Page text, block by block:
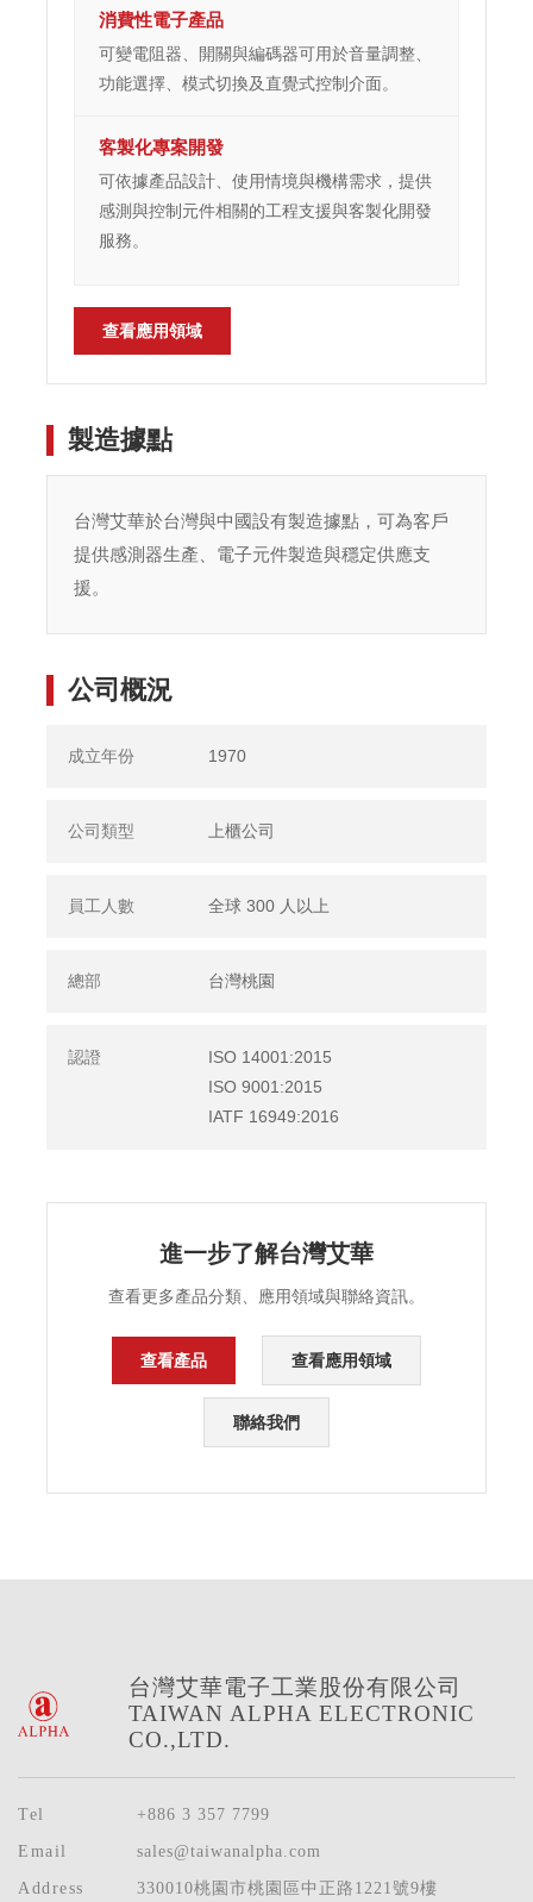
消費性電子產品
可變電阻器、開關與編碼器可用於音量調整、
功能選擇、模式切換及直覺式控制介面。
客製化專案開發
可依據產品設計、使用情境與機構需求，提供
感測與控制元件相關的工程支援與客製化開發
服務。
查看應用領域
製造據點
台灣艾華於台灣與中國設有製造據點，可為客戶
提供感測器生產、電子元件製造與穩定供應支
援。
公司概況
成立年份 1970
公司類型 上櫃公司
員工人數 全球 300 人以上
總部 台灣桃園
認證
ISO 14001:2015
ISO 9001:2015
IATF 16949:2016
進一步了解台灣艾華
查看更多產品分類、應用領域與聯絡資訊。
查看產品 查看應用領域
聯絡我們
台灣艾華電子工業股份有限公司
TAIWAN ALPHA ELECTRONIC
CO.,LTD.
Tel
+886 3 357 7799
Email
sales@taiwanalpha.com
Address
330010桃園市桃園區中正路1221號9樓